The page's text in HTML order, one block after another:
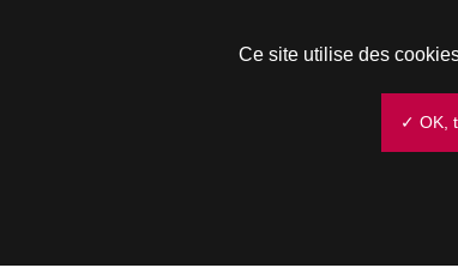
Ce site utilise des
✓ OK,